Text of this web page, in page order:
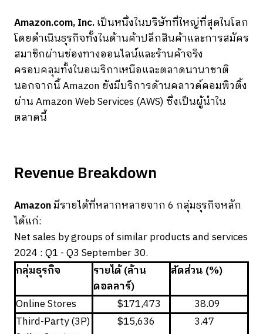
Amazon.com, Inc.เป็นหนึ่งในบริษัทที่ใหญ่ที่สุดในโลก
โดยดำเนินธุรกิจทั้งในด้านค้าปลีกสินค้าและการสมัคร
สมาชิกผ่านช่องทางออนไลน์และร้านค้าจริง
ครอบคลุมทั้งในอเมริกาเหนือและตลาดนานาชาติ
นอกจากนี้ Amazon ยังมีบริการด้านคลาวด์คอมพิวติ้ง
ผ่าน Amazon Web Services (AWS) ซึ่งเป็นผู้นำใน
ตลาดนี้
Revenue Breakdown
Amazonมีรายได้ที่หลากหลายจาก 6 กลุ่มธุรกิจหลัก
ได้แก่:
Net sales by groups of similar products and services
2024 : Q1 - Q3 September 30.
กลุ่มธุรกิจ
รายได้ (ล้าน
ดอลลาร์)
สัดส่วน (%)
Online Stores $171,473
38.09
Third-Party (3P)
$15,636 3.47